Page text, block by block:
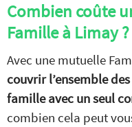
Combien coûte
Famille à Limay ?
Avec une mutuelle
couvrir l’ensemble
famille avec un seul
combien cela peut